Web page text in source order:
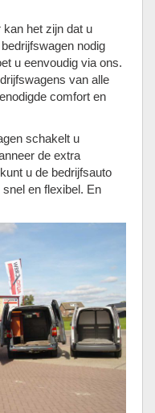
het zijn dat u
nodig
u eenvoudig via ons.
van alle
comfort en
schakelt u
de extra
u de bedrijfsauto
en flexibel. En